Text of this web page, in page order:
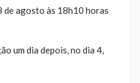
de agosto às 18h10 horas
um dia depois, no dia 4,